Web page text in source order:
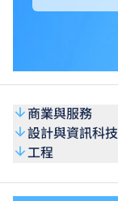
商業與服務
設計與資訊科技
工程